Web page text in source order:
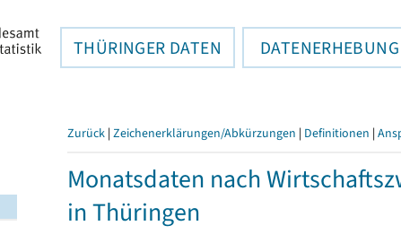
THÜRINGER DATEN DATENERHEBUNG
Zurück | Zeichenerklärungen/Abkürzungen | Definitionen |
Monatsdaten nach
in Thüringen